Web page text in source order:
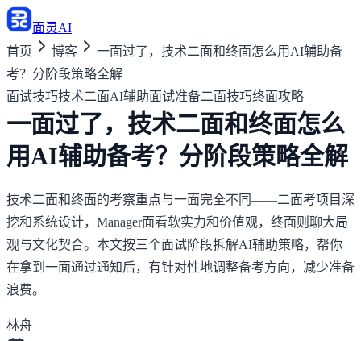
面灵AI
首页
博客
一面过了，技术二面和终面怎么用AI辅助备
考？分阶段策略全解
面试技巧技术二面AI辅助面试准备二面技巧终面攻略
一面过了，技术二面和终面怎么
用AI辅助备考？分阶段策略全解
技术二面和终面的考察重点与一面完全不同——二面考项目深
挖和系统设计，Manager面看软实力和价值观，终面则聊大局
观与文化契合。本文按三个面试阶段拆解AI辅助策略，帮你
在拿到一面通过通知后，有针对性地调整备考方向，减少准备
浪费。
林舟